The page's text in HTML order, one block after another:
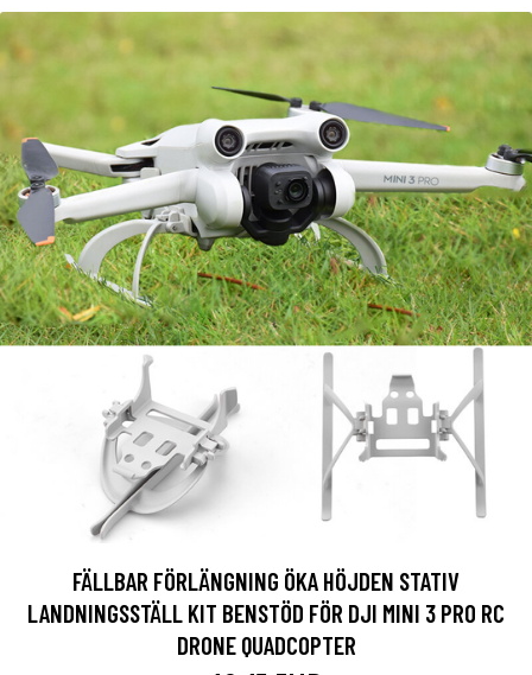
FÄLLBAR FÖRLÄNGNING ÖKA HÖJDEN STATIV
LANDNINGSSTÄLL KIT BENSTÖD FÖR DJI MINI 3 PRO RC
DRONE QUADCOPTER